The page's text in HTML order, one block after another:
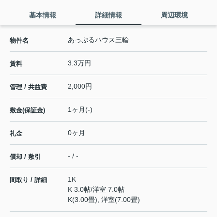
基本情報 詳細情報 周辺環境
物件名 あっぷるハウス三輪
賃料 3.3万円
管理 / 共益費 2,000円
敷金(保証金) 1ヶ月(-)
礼金 0ヶ月
償却 / 敷引 - / -
間取り / 詳細
1K
K 3.0帖/洋室 7.0帖
K(3.00畳), 洋室(7.00畳)